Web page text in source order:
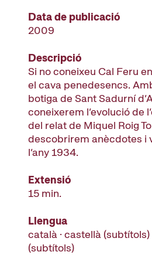
Data de publicació
2009
Descripció
Si no coneixeu Cal Feru
el cava penedesencs.
botiga de Sant Sadurní
coneixerem l’evolució de
del relat de Miquel Roig
descobrirem anècdotes i
l’any 1934.
Extensió
15 min.
Llengua
català · castellà
(subtítols)